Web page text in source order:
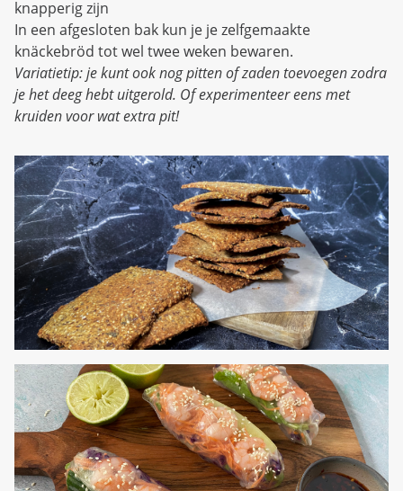
knapperig zijn
In een afgesloten bak kun je je zelfgemaakte
knäckebröd tot wel twee weken bewaren.
Variatietip: je kunt ook nog pitten of zaden toevoegen zodra
je het deeg hebt uitgerold. Of experimenteer eens met
kruiden voor wat extra pit!